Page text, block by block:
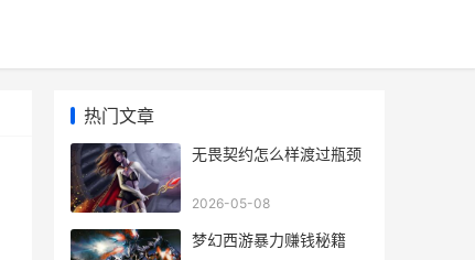
热门文章
无畏契约怎么样渡过瓶颈
2026-05-08
梦幻西游暴力赚钱秘籍